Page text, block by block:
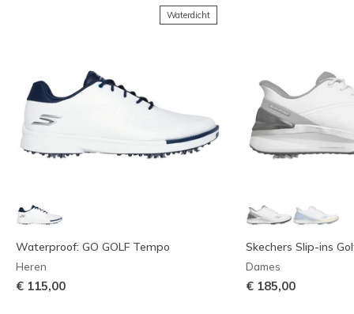
Waterdicht
Waterproof: GO GOLF Tempo
Heren
€ 115,00
Skechers Slip-ins
Dames
€ 185,00